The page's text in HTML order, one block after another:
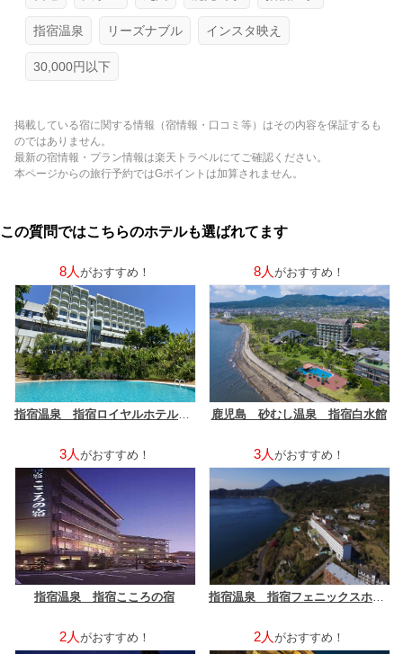
指宿温泉 リーズナブル インスタ映え
30,000円以下
掲載している宿に関する情報（宿情報・口コミ等）はその内容を保証するも
のではありません。
最新の宿情報・プラン情報は楽天トラベルにてご確認ください。
本ページからの旅行予約ではGポイントは加算されません。
この質問ではこちらのホテルも選ばれてます
8人 がおすすめ！
指宿温泉 指宿ロイヤルホテル 〜すべての女性へ美と健康を楽しむホテル〜
8人 がおすすめ！
鹿児島 砂むし温泉 指宿白水館
3人 がおすすめ！
指宿温泉 指宿こころの宿
3人 がおすすめ！
2人 がおすすめ！ 2人 がおすすめ！